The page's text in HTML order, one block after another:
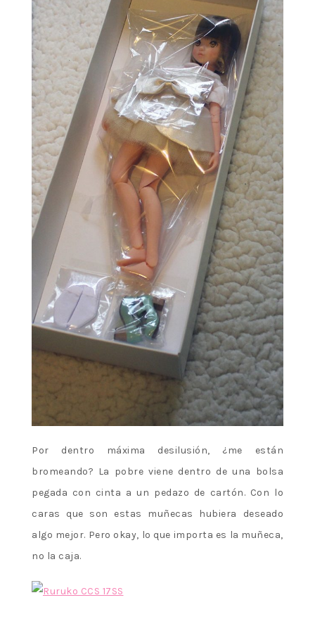
Por dentro máxima desilusión, ¿me están
bromeando? La pobre viene dentro de una bolsa
pegada con cinta a un pedazo de cartón. Con lo
caras que son estas muñecas hubiera deseado
algo mejor. Pero okay, lo que importa es la muñeca,
no la caja.